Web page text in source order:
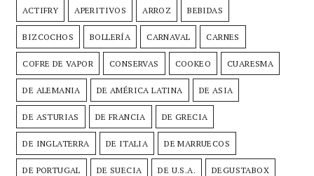
ACTIFRY APERITIVOS ARROZ BEBIDAS
BIZCOCHOS BOLLERÍA CARNAVAL CARNES
COFRE DE VAPOR CONSERVAS COOKEO CUARESMA
DE ALEMANIA DE AMÉRICA LATINA DE ASIA
DE ASTURIAS DE FRANCIA DE GRECIA
DE INGLATERRA DE ITALIA DE MARRUECOS
DE PORTUGAL DE SUECIA DE U.S.A. DEGUSTABOX